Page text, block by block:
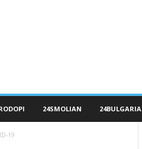
24SMOLIAN 24BULGARIA
19